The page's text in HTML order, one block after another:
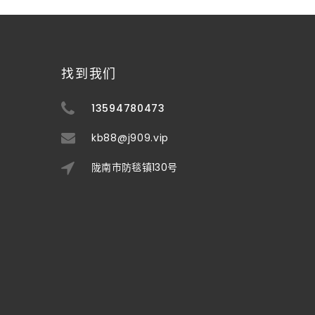
找到我们
13594780473
kb88@j909.vip
陇南市防毯镇130号